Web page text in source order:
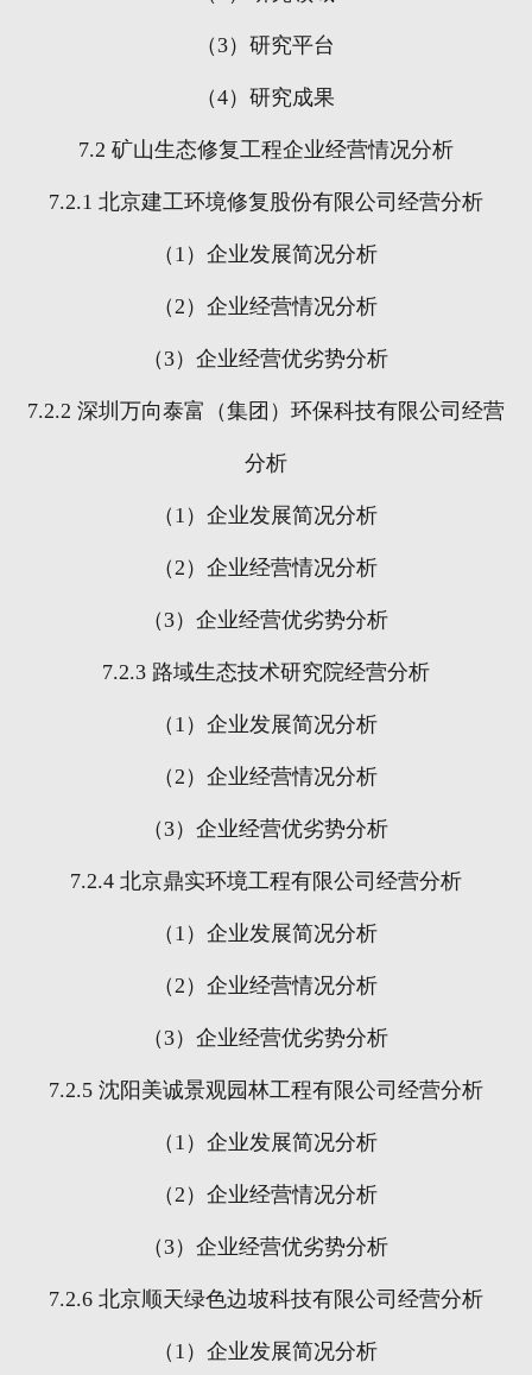
（3）研究平台
（4）研究成果
7.2 矿山生态修复工程企业经营情况分析
7.2.1 北京建工环境修复股份有限公司经营分析
（ 1 ）企业发展简况分析
（ 2 ）企业经营情况分析
（3）企业经营优劣势分析
7.2.2 深圳万向泰富（集团）环保科技有限公司经营
分析
（ 1 ）企业发展简况分析
（ 2 ）企业经营情况分析
（3）企业经营优劣势分析
7.2.3 路域生态技术研究院经营分析
（ 1 ）企业发展简况分析
（ 2 ）企业经营情况分析
（3）企业经营优劣势分析
7.2.4 北京鼎实环境工程有限公司经营分析
（ 1 ）企业发展简况分析
（ 2 ）企业经营情况分析
（3）企业经营优劣势分析
7.2.5 沈阳美诚景观园林工程有限公司经营分析
（ 1 ）企业发展简况分析
（ 2 ）企业经营情况分析
（3）企业经营优劣势分析
7.2.6 北京顺天绿色边坡科技有限公司经营分析
（ 1 ）企业发展简况分析